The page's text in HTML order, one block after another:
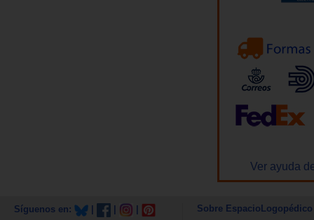
Ver ayuda
Síguenos en: Sobre EspacioLogopédico